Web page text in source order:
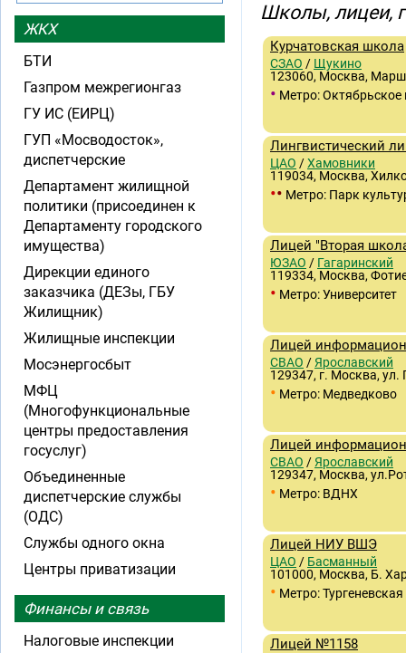
Школы, лицеи,
Курчатовская школа
СЗАО / Щукино
123060, Москва,
• Метро: Октябрьское
Лингвистический
ЦАО /Хамовники
119034, Москва,
•• Метро: Парк
Лицей "Вторая
ЮЗАО / Гагаринский
119334, Москва,
• Метро: Университет
Лицей
СВАО / Ярославский
129347, г. Москва, ул.
• Метро: Медведково
Лицей
СВАО / Ярославский
129347, Москва,
• Метро: ВДНХ
Лицей НИУ ВШЭ
ЦАО / Басманный
101000, Москва, Б.
• Метро: Тургеневская
Лицей №1158
ЖКХ
БТИ
Газпром межрегионгаз
ГУ ИС (ЕИРЦ)
ГУП «Мосводосток»,
диспетчерские
Департамент жилищной
политики (присоединен к
Департаменту городского
имущества)
Дирекции единого
заказчика (ДЕЗы, ГБУ
Жилищник)
Жилищные инспекции
Мосэнергосбыт
МФЦ
(Многофункциональные
центры предоставления
госуслуг)
Объединенные
диспетчерские службы
(ОДС)
Службы одного окна
Центры приватизации
Финансы и связь
Налоговые инспекции